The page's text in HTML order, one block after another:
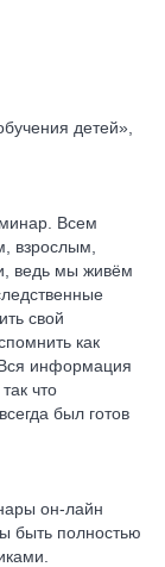
детей»,
Всем
взрослым,
ведь мы живём
свой
как
информация
что
был готов
он-лайн
быть полностью